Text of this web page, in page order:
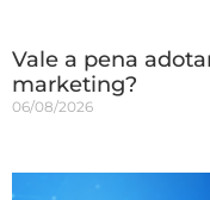
Vale a pena
marketing?
06/08/2026